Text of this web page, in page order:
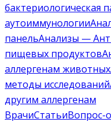
бактериологическая
аутоиммунологии
панельАнализы —
пищевых продуктов
аллергенам животных
методы исследований
другим аллергенам
ВрачиСтатьиВопрос-